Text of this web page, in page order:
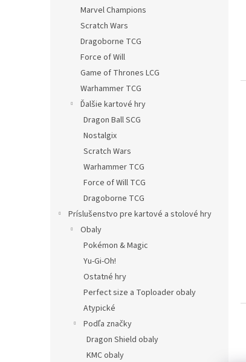
Marvel Champions
Scratch Wars
Dragoborne TCG
Force of Will
Game of Thrones LCG
Warhammer TCG
Ďalšie kartové hry
Dragon Ball SCG
Nostalgix
Scratch Wars
Warhammer TCG
Force of Will TCG
Dragoborne TCG
Príslušenstvo pre kartové a stolové hry
Obaly
Pokémon & Magic
Yu-Gi-Oh!
Ostatné hry
Perfect size a Toploader obaly
Atypické
Podľa značky
Dragon Shield obaly
KMC obaly